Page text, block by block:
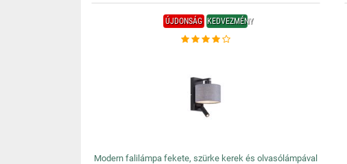
ÚJDONSÁG KEDVEZMÉNY
Modern falilámpa fekete, szürke kerek és olvasólámpával